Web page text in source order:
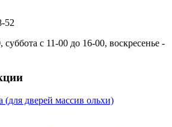
52
с 11-00 до 16-00, воскресенье -